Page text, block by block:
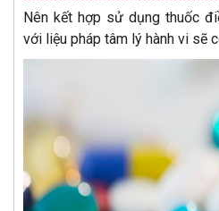
Nên kết hợp sử dụng thuốc
với liệu pháp tâm lý hành vi sẽ